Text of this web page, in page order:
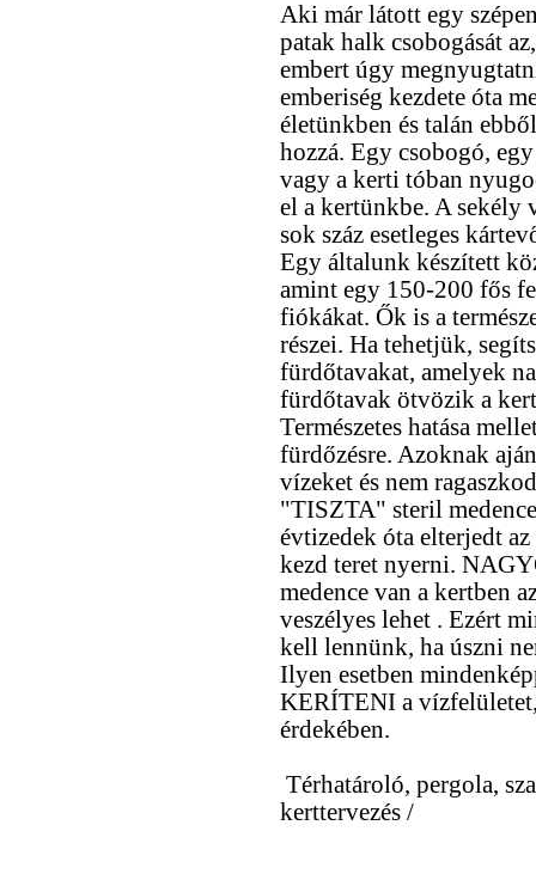
Aki már látott egy
patak halk csobogását
embert úgy
emberiség kezdete óta
életünkben és talán
hozzá. Egy csobogó,
vagy a kerti tóban
el a kertünkbe. A sekély
sok száz esetleges
Egy általunk készített
amint egy 150-200 fős
fiókákat. Ők is a
részei. Ha tehetjük,
fürdőtavakat, amelyek
fürdőtavak ötvözik a
Természetes hatása
fürdőzésre. Azoknak
vízeket és nem
"TISZTA" steril
évtizedek óta elterjedt az
kezd teret nyerni.
medence van a kertben
veszélyes lehet . Ezért
kell lennünk, ha úszni
Ilyen esetben
KERÍTENI a vízfelületet,
érdekében.
Térhatároló, pergola,
kerttervezés /